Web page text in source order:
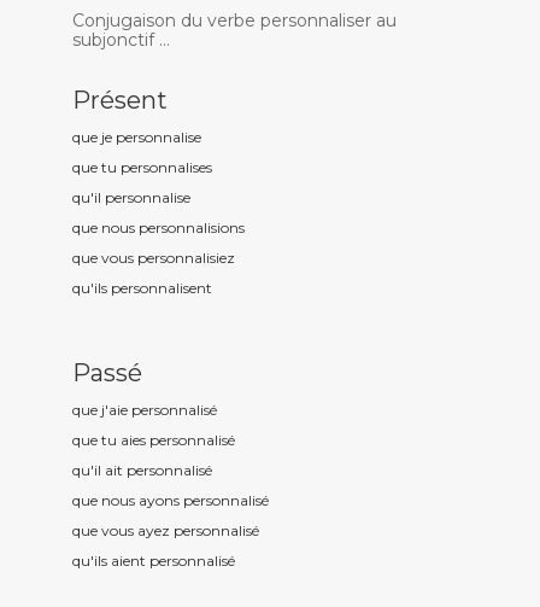
Conjugaison du verbe personnaliser au
subjonctif ...
Présent
que je personnalise
que tu personnalises
qu'il personnalise
que nous personnalisions
que vous personnalisiez
qu'ils personnalisent
Passé
que j'aie personnalisé
que tu aies personnalisé
qu'il ait personnalisé
que nous ayons personnalisé
que vous ayez personnalisé
qu'ils aient personnalisé